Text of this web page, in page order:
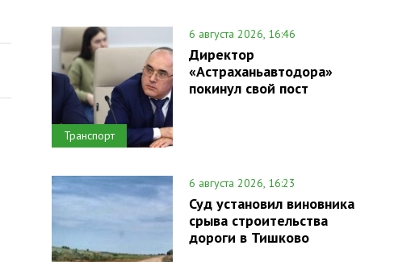
Транспорт
6 августа 2026, 16:46
Директор
«Астраханьавтодора»
покинул свой пост
6 августа 2026, 16:23
Суд установил виновника
срыва строительства
дороги в Тишково